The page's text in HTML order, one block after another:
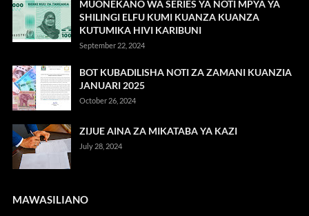
MUONEKANO WA SERIES YA NOTI MPYA YA
SHILINGI ELFU KUMI KUANZA KUANZA
KUTUMIKA HIVI KARIBUNI
September 22, 2024
BOT KUBADILISHA NOTI ZA ZAMANI KUANZIA
JANUARI 2025
October 26, 2024
ZIJUE AINA ZA MIKATABA YA KAZI
July 28, 2024
MAWASILIANO